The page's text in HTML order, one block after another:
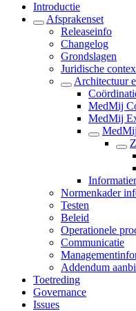
Introductie
Afsprakenset
Releaseinfo
Changelog
Grondslagen
Juridische
Architectuur
MedMij
MedMij
Normenkader
Testen
Beleid
Operationele
Communicatie
Addendum
Toetreding
Governance
Issues